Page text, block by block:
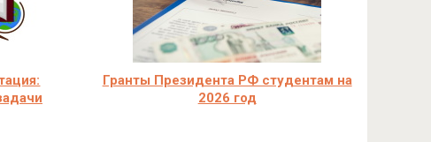
Гранты Президента РФ студентам на
2026 год